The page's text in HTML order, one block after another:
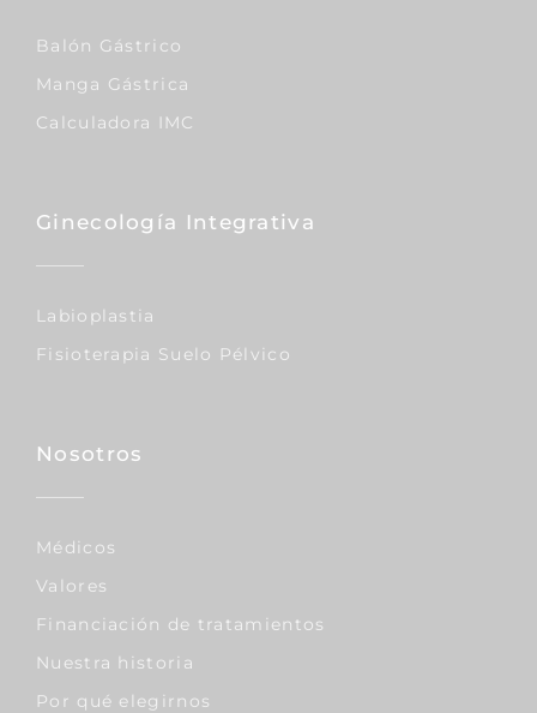
Balón Gástrico
Manga Gástrica
Calculadora IMC
Ginecología Integrativa
Labioplastia
Fisioterapia Suelo Pélvico
Nosotros
Médicos
Valores
Financiación de tratamientos
Nuestra historia
Por qué elegirnos